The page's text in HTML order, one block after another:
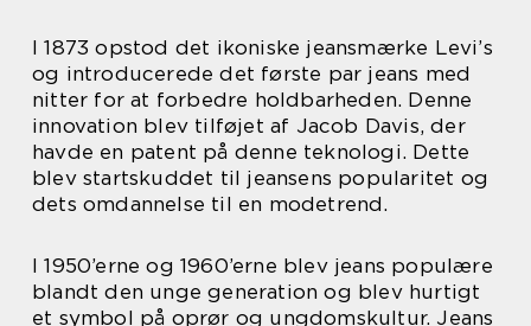
I 1873 opstod det ikoniske jeansmærke Levi’s
og introducerede det første par jeans med
nitter for at forbedre holdbarheden. Denne
innovation blev tilføjet af Jacob Davis, der
havde en patent på denne teknologi. Dette
blev startskuddet til jeansens popularitet og
dets omdannelse til en modetrend.
I 1950’erne og 1960’erne blev jeans populære
blandt den unge generation og blev hurtigt
et symbol på oprør og ungdomskultur. Jeans